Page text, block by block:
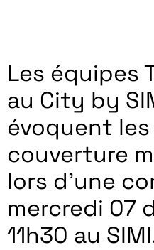
Les équipes
au City by
évoquent
couverture
lors d’une
mercredi 07
11h30 au